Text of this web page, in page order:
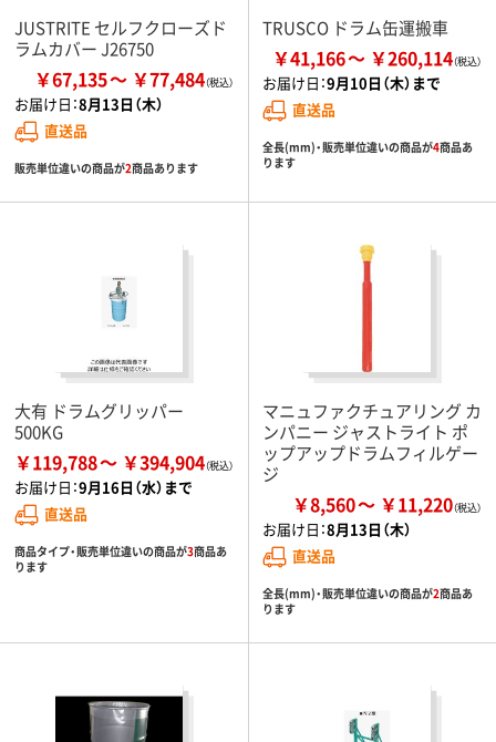
JUSTRITE セルフクローズド
ラムカバー J26750
￥67,135 ￥77,484
お届け日：8月13日（木）
直送品
販売単位違いの商品が2商品あります
TRUSCO ドラム缶運搬車
￥41,166 ￥260,114
お届け日：9月10日（木）まで
直送品
全長(mm)・販売単位違いの商品が4商品あ
ります
大有 ドラムグリッパー
500KG
￥119,788 ￥394,904
お届け日：9月16日（水）まで
直送品
商品タイプ・販売単位違いの商品が3商品あ
ります
マニュファクチュアリング カ
ンパニー ジャストライト ポ
ップアップドラムフィルゲー
ジ
￥8,560 ￥11,220
お届け日：8月13日（木）
直送品
全長(mm)・販売単位違いの商品が2商品あ
ります